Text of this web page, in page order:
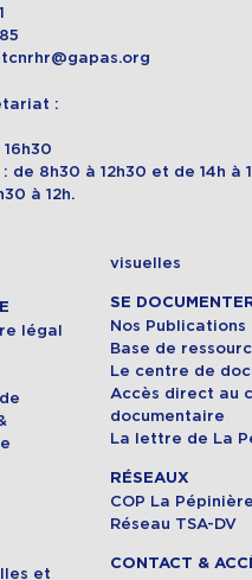
:
de 8h30 à 12h30 et de 14h à
à 12h.
légal
et
visuelles
SE
Nos Publications
Base de
Le centre de
Accès direct au
documentaire
La lettre de La
RÉSEAUX
COP La Pépinière
Réseau TSA-DV
CONTACT &